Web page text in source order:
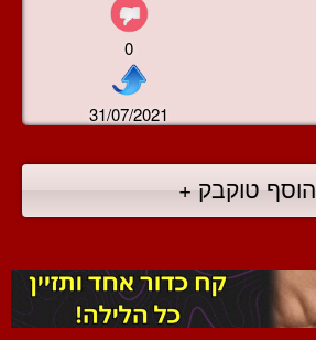
0
31/07/2021
הוסף טוקבק +